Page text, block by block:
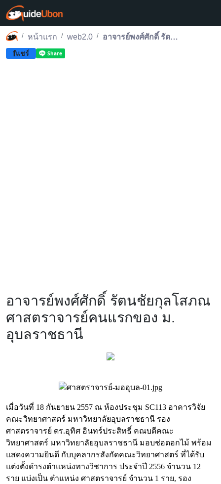
หน้าแรก web2.0 อาจารย์พงศ์ศักดิ์ รัตนชัยกุลโสภณ ศาสตราจารย์คนแรกของ ม. อุบลราชธานี
fแชร์
อาจารย์พงศ์ศักดิ์ รัตนชัยกุลโสภณ
ศาสตราจารย์คนแรกของ ม.
อุบลราชธานี
เมื่อวันที่ 18 กันยายน 2557 ณ ห้องประชุม SC113 อาคารวิจัย
คณะวิทยาศาสตร์ มหาวิทยาลัยอุบลราชธานี รอง
ศาสตราจารย์ ดร.อุทิศ อินทร์ประสิทธิ์ คณบดีคณะ
วิทยาศาสตร์ มหาวิทยาลัยอุบลราชธานี มอบช่อดอกไม้ พร้อม
แสดงความยินดี กับบุคลากรสังกัดคณะวิทยาศาสตร์ ที่ได้รับ
แต่งตั้งดำรงตำแหน่งทางวิชาการ ประจำปี 2556 จำนวน 12
ราย แบ่งเป็น ตำแหน่ง ศาสตราจารย์ จำนวน 1 ราย, รอง